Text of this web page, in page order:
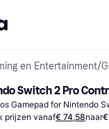
en Entertainment/
Switch 2 Pro
Gamepad for Nintendo
prijzen vanaf€ 74,58naar